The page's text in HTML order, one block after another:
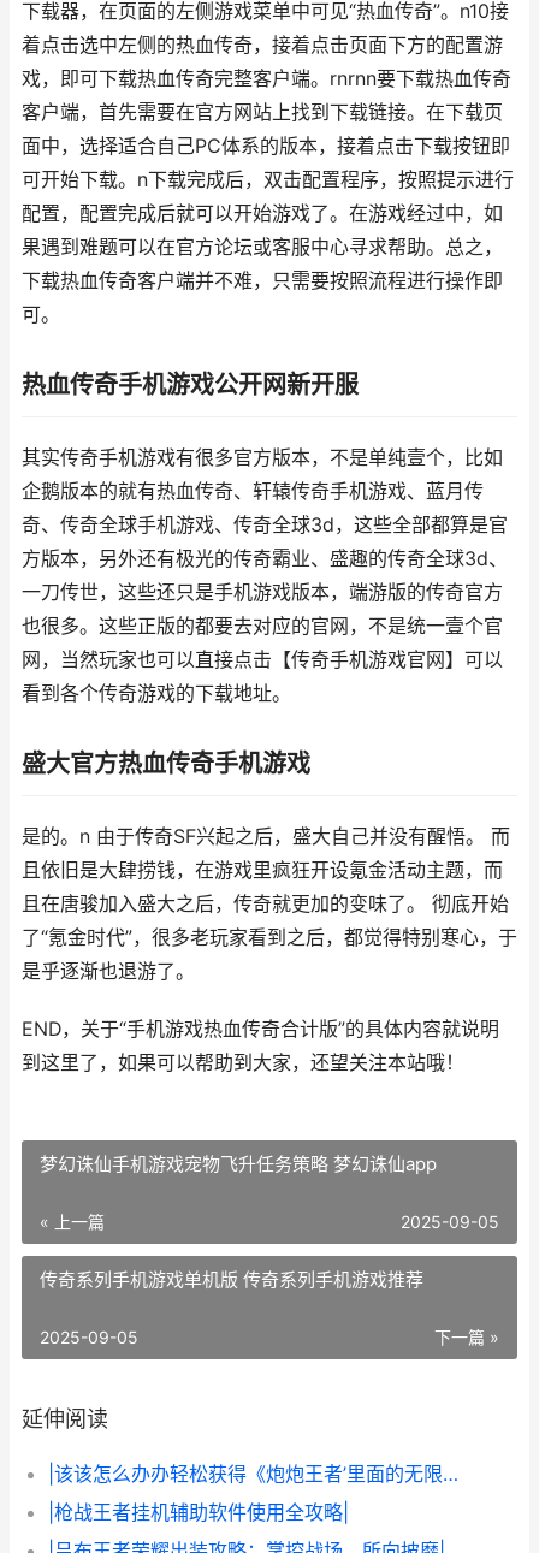
下载器，在页面的左侧游戏菜单中可见“热血传奇”。n10接
着点击选中左侧的热血传奇，接着点击页面下方的配置游
戏，即可下载热血传奇完整客户端。rnrnn要下载热血传奇
客户端，首先需要在官方网站上找到下载链接。在下载页
面中，选择适合自己PC体系的版本，接着点击下载按钮即
可开始下载。n下载完成后，双击配置程序，按照提示进行
配置，配置完成后就可以开始游戏了。在游戏经过中，如
果遇到难题可以在官方论坛或客服中心寻求帮助。总之，
下载热血传奇客户端并不难，只需要按照流程进行操作即
可。
热血传奇手机游戏公开网新开服
其实传奇手机游戏有很多官方版本，不是单纯壹个，比如
企鹅版本的就有热血传奇、轩辕传奇手机游戏、蓝月传
奇、传奇全球手机游戏、传奇全球3d，这些全部都算是官
方版本，另外还有极光的传奇霸业、盛趣的传奇全球3d、
一刀传世，这些还只是手机游戏版本，端游版的传奇官方
也很多。这些正版的都要去对应的官网，不是统一壹个官
网，当然玩家也可以直接点击【传奇手机游戏官网】可以
看到各个传奇游戏的下载地址。
盛大官方热血传奇手机游戏
是的。n 由于传奇SF兴起之后，盛大自己并没有醒悟。 而
且依旧是大肆捞钱，在游戏里疯狂开设氪金活动主题，而
且在唐骏加入盛大之后，传奇就更加的变味了。 彻底开始
了“氪金时代”，很多老玩家看到之后，都觉得特别寒心，于
是乎逐渐也退游了。
END，关于“手机游戏热血传奇合计版”的具体内容就说明
到这里了，如果可以帮助到大家，还望关注本站哦！
梦幻诛仙手机游戏宠物飞升任务策略 梦幻诛仙app
« 上一篇 2025-09-05
传奇系列手机游戏单机版 传奇系列手机游戏推荐
下一篇 »
2025-09-05
延伸阅读
|该该怎么办办轻松获得《炮炮王者’里面的无限金币和星星|
|枪战王者挂机辅助软件使用全攻略|